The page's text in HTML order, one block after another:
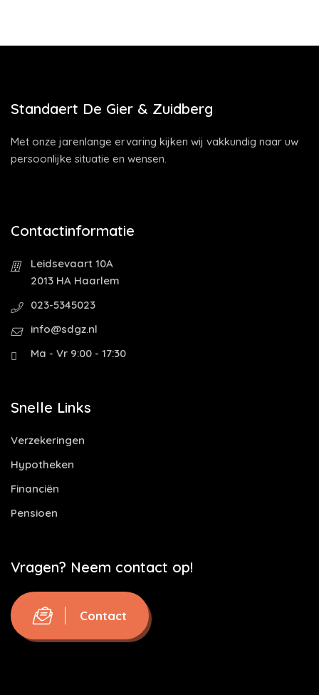
Standaert De Gier & Zuidberg
Met onze jarenlange ervaring kijken wij vakkundig naar uw
persoonlijke situatie en wensen.
Contactinformatie
Leidsevaart 10A
2013 HA Haarlem
023-5345023
info@sdgz.nl
Ma - Vr 9:00 - 17:30
Snelle Links
Verzekeringen
Hypotheken
Financiën
Pensioen
Vragen? Neem contact op!
Contact